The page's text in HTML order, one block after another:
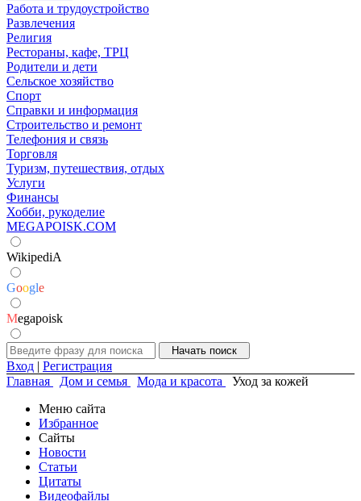
Работа и трудоустройство
Развлечения
Религия
Рестораны, кафе, ТРЦ
Родители и дети
Сельское хозяйство
Спорт
Справки и информация
Строительство и ремонт
Телефония и связь
Торговля
Туризм, путешествия, отдых
Услуги
Финансы
Хобби, рукоделие
MEGAPOISK.COM
WikipediA
Google
Megapoisk
Вход | Регистрация
Главная
Дом и семья Мода и красота
Уход за кожей
Меню сайта
Избранное
Сайты
Новости
Статьи
Цитаты
Видеофайлы